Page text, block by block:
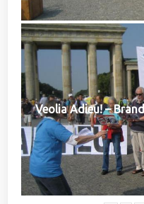
Veolia Adieu! –